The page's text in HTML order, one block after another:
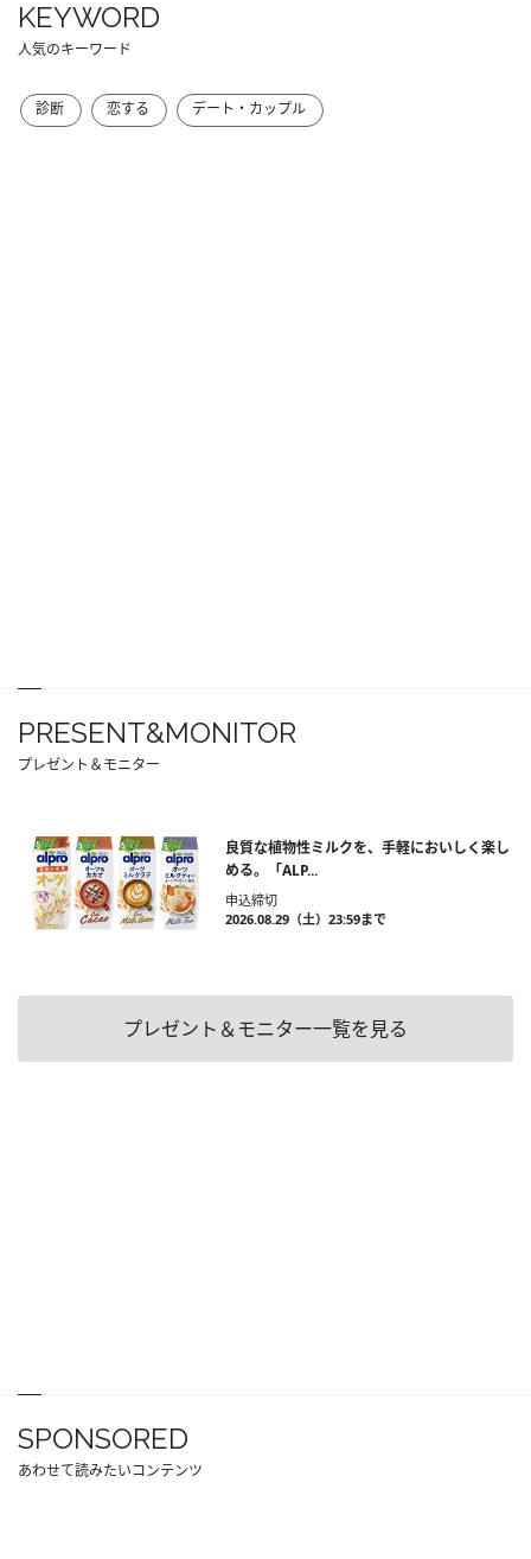
KEYWORD
人気のキーワード
診断 恋する デート・カップル
PRESENT&MONITOR
プレゼント＆モニター
良質な植物性ミルクを、手軽においしく楽し
める。「ALP...
申込締切
2026.08.29（土）23:59まで
プレゼント＆モニター一覧を見る
SPONSORED
あわせて読みたいコンテンツ